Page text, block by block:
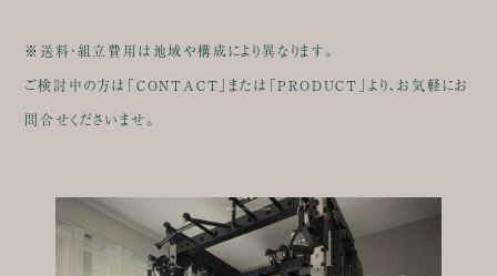
※送料・組立費用は地域や構成により異なります。
ご検討中の方は「CONTACT」または「PRODUCT」より、お気軽にお
問合せくださいませ。